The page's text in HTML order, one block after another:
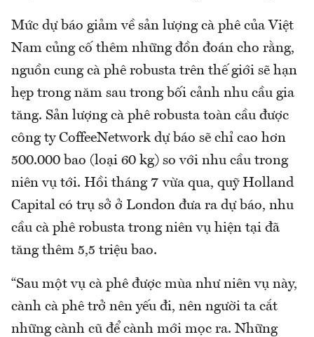
Mức dự báo giảm về sản lượng cà phê của Việt
Nam củng cố thêm những đồn đoán cho rằng,
nguồn cung cà phê robusta trên thế giới sẽ hạn
hẹp trong năm sau trong bối cảnh nhu cầu gia
tăng. Sản lượng cà phê robusta toàn cầu được
công ty CoffeeNetwork dự báo sẽ chỉ cao hơn
500.000 bao (loại 60 kg) so với nhu cầu trong
niên vụ tới. Hồi tháng 7 vừa qua, quỹ Holland
Capital có trụ sở ở London đưa ra dự báo, nhu
cầu cà phê robusta trong niên vụ hiện tại đã
tăng thêm 5,5 triệu bao.
“Sau một vụ cà phê được mùa như niên vụ này,
cành cà phê trở nên yếu đi, nên người ta cắt
những cành cũ để cành mới mọc ra. Những